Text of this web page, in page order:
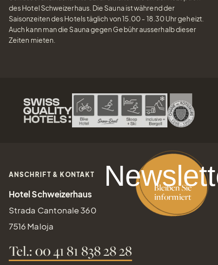
des Hotel Schweizerhaus. Die Sauna ist während der
Saisonzeiten des Hotels täglich von 15.00 - 18.30 Uhr geheizt.
Auch kann man die Sauna gegen Gebühr ausserhalb dieser
Zeiten mieten.
Bleiben Sie
informiert
ANSCHRIFT & KONTAKT
Hotel Schweizerhaus
Strada Cantonale 360
7516 Maloja
Tel.: 00 41 81 838 28 28